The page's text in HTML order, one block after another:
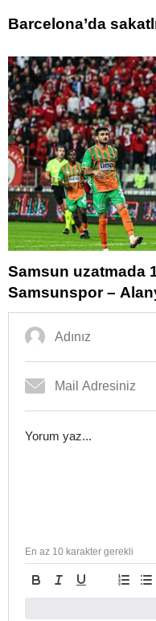
Barcelona’da
Samsun uzatmada
Samsunspor –
En az 10 karakter gerekli